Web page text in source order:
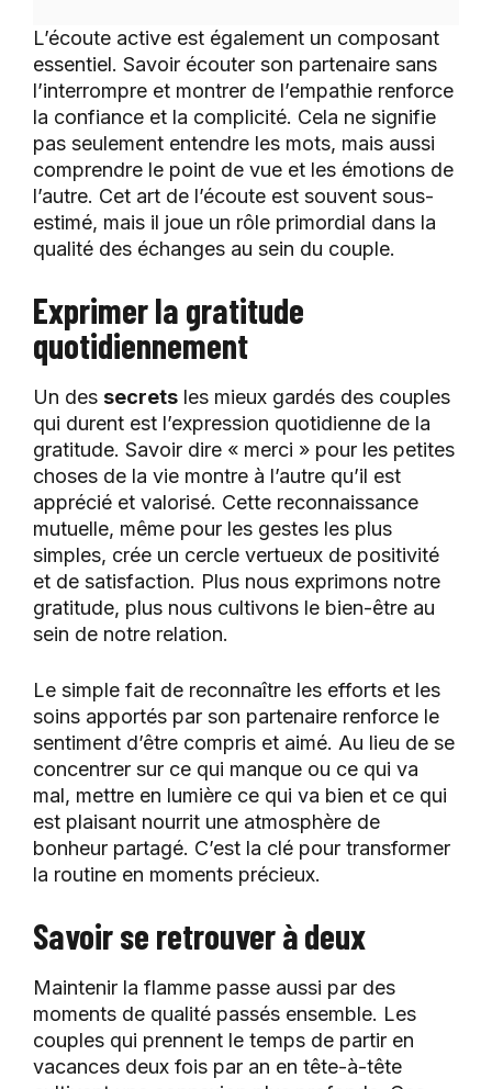
L’écoute active est également un composant
essentiel. Savoir écouter son partenaire sans
l’interrompre et montrer de l’empathie renforce
la confiance et la complicité. Cela ne signifie
pas seulement entendre les mots, mais aussi
comprendre le point de vue et les émotions de
l’autre. Cet art de l’écoute est souvent sous-
estimé, mais il joue un rôle primordial dans la
qualité des échanges au sein du couple.
Exprimer la gratitude
quotidiennement
Un des secrets les mieux gardés des couples
qui durent est l’expression quotidienne de la
gratitude. Savoir dire « merci » pour les petites
choses de la vie montre à l’autre qu’il est
apprécié et valorisé. Cette reconnaissance
mutuelle, même pour les gestes les plus
simples, crée un cercle vertueux de positivité
et de satisfaction. Plus nous exprimons notre
gratitude, plus nous cultivons le bien-être au
sein de notre relation.
Le simple fait de reconnaître les efforts et les
soins apportés par son partenaire renforce le
sentiment d’être compris et aimé. Au lieu de se
concentrer sur ce qui manque ou ce qui va
mal, mettre en lumière ce qui va bien et ce qui
est plaisant nourrit une atmosphère de
bonheur partagé. C’est la clé pour transformer
la routine en moments précieux.
Savoir se retrouver à deux
Maintenir la flamme passe aussi par des
moments de qualité passés ensemble. Les
couples qui prennent le temps de partir en
vacances deux fois par an en tête-à-tête